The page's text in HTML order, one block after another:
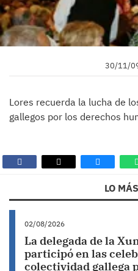
30/11/
Lores recuerda la lucha de
gallegos por los derechos
LO
02/08/2026
La delegada de la
participó en las
colectividad gallega